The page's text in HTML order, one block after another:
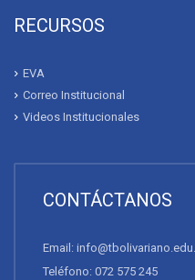
RECURSOS
EVA
Correo Institucional
Videos Institucionales
CONTÁCTANOS
Email:
Teléfono: 072 575 245